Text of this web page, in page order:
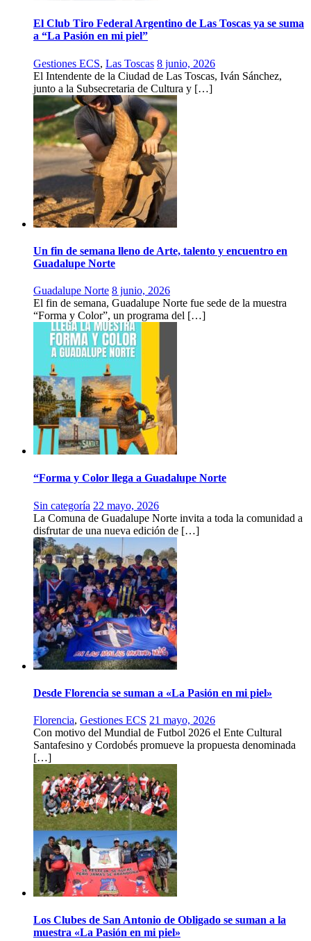
El Club Tiro Federal Argentino de Las Toscas ya se suma
a “La Pasión en mi piel”
Gestiones ECS, Las Toscas 8 junio, 2026
El Intendente de la Ciudad de Las Toscas, Iván Sánchez,
junto a la Subsecretaria de Cultura y […]
Un fin de semana lleno de Arte, talento y encuentro en
Guadalupe Norte
Guadalupe Norte 8 junio, 2026
El fin de semana, Guadalupe Norte fue sede de la muestra
“Forma y Color”, un programa del […]
“Forma y Color llega a Guadalupe Norte
Sin categoría 22 mayo, 2026
La Comuna de Guadalupe Norte invita a toda la comunidad a
disfrutar de una nueva edición de […]
Desde Florencia se suman a «La Pasión en mi piel»
Florencia, Gestiones ECS 21 mayo, 2026
Con motivo del Mundial de Futbol 2026 el Ente Cultural
Santafesino y Cordobés promueve la propuesta denominada
[…]
Los Clubes de San Antonio de Obligado se suman a la
muestra «La Pasión en mi piel»